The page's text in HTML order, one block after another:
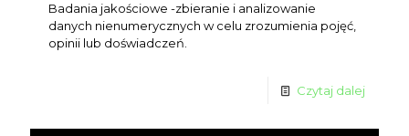
Badania jakościowe -zbieranie i analizowanie
danych nienumerycznych w celu zrozumienia pojęć,
opinii lub doświadczeń.
Czytaj dalej